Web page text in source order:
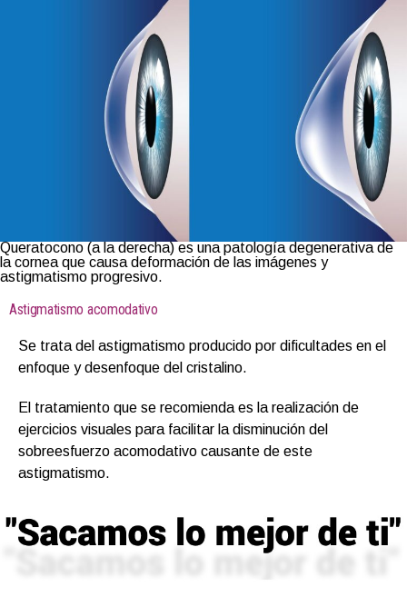
Queratocono (a la derecha) es una patología degenerativa de
la cornea que causa deformación de las imágenes y
astigmatismo progresivo.
Astigmatismo acomodativo
Se trata del astigmatismo producido por dificultades en el
enfoque y desenfoque del cristalino.
El tratamiento que se recomienda es la realización de
ejercicios visuales para facilitar la disminución del
sobreesfuerzo acomodativo causante de este
astigmatismo.